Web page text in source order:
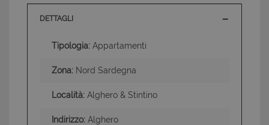
DETTAGLI
Tipologia: Appartamenti
Zona: Nord Sardegna
Località: Alghero & Stintino
Indirizzo: Alghero